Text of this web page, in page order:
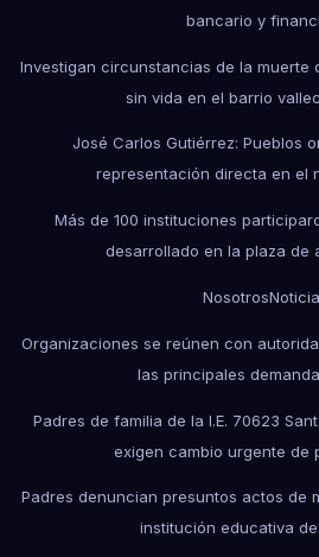
bancario y
Investigan circunstancias de la muerte
sin vida en el barrio
José Carlos Gutiérrez: Pueblos
representación directa en el
Más de 100 instituciones
desarrollado en la plaza de
Nosotros
Organizaciones se reúnen con
las principales
Padres de familia de la I.E. 70623
exigen cambio urgente de
Padres denuncian presuntos actos de
institución educativa